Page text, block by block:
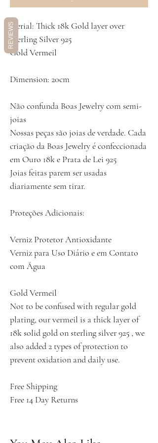
aterial: Thick 18k Gold layer over
Sterling Silver 925
Gold Vermeil
Dimension: 20cm
Não confunda Boas Jewelry com semi-
joias
Nossas peças são joias de verdade. Cada
criação da Boas Jewelry é confeccionada
em Ouro 18k e Prata de Lei 925
Joias feitas parem ser usadas
diariamente sem tirar.
Proteções Adicionais:
Verniz Protetor Antioxidante
Verniz para Uso Diário e em Contato
com Água
Gold Vermeil
Not to be confused with regular gold
plating, our vermeil is a thick layer of
18k solid gold on sterling silver 925 , we
also added 2 types of protection to
prevent oxidation and daily use.
Free Shipping
Free 14 Day Returns
REVIEWS